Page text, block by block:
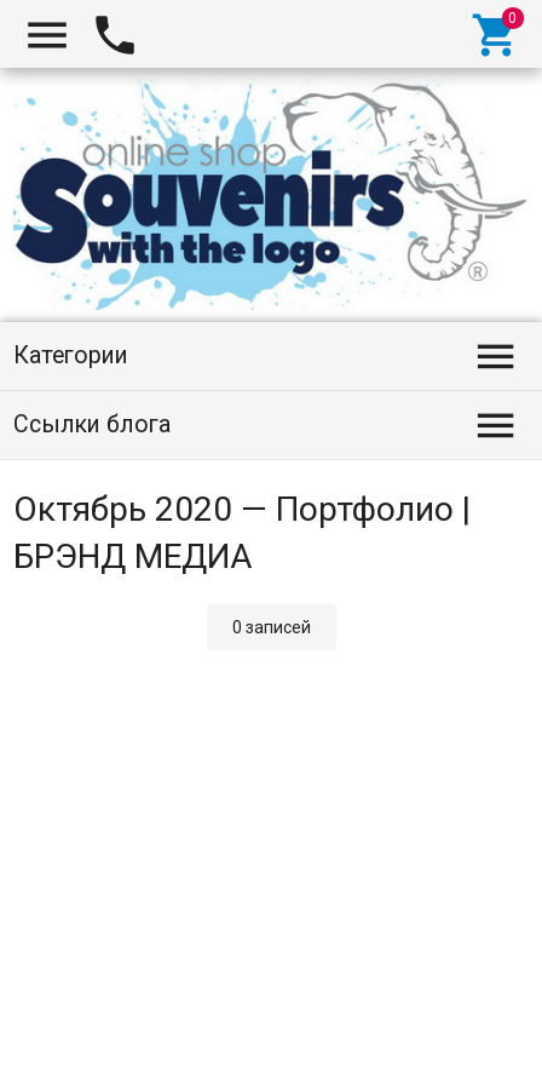
  
Категории 
Ссылки блога 
Октябрь 2020 — Портфолио |
БРЭНД МЕДИА
0 записей